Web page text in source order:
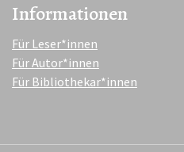
Informationen
Für Leser*innen
Für Autor*innen
Für Bibliothekar*innen